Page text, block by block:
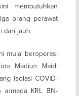
membutuhkan
orang perawat
dari jauh.
mulai beroperasi
Madiun Maidi
isolasi COVID-
armada KRL BN-